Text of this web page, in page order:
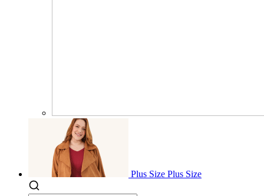
Plus Size Plus Size